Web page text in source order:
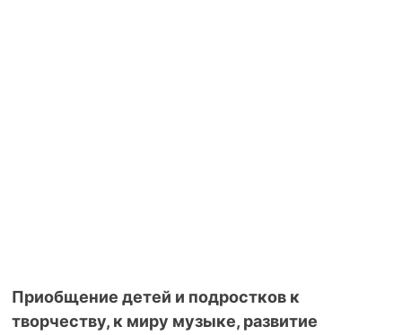
Приобщение детей и подростков к
творчеству, к миру музыке, развитие